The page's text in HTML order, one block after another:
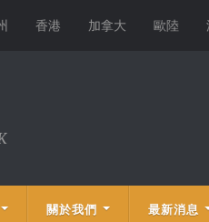
香港 加拿大 歐陸
關於我們 最新消息